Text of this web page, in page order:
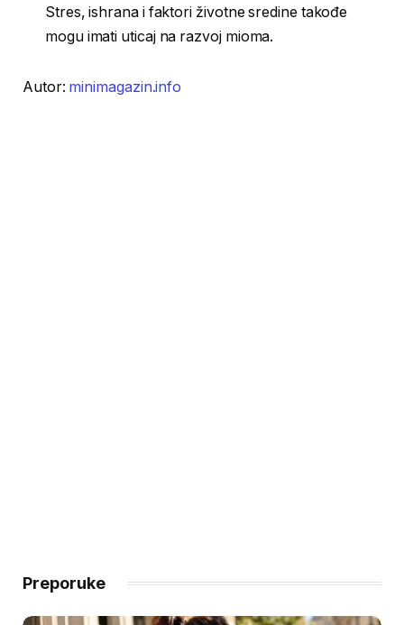
Stres, ishrana i faktori životne sredine takođe
mogu imati uticaj na razvoj mioma.
Autor: minimagazin.info
Preporuke